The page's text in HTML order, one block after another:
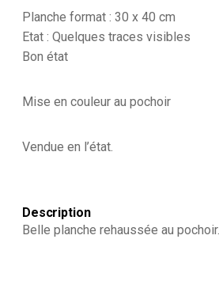
Planche format : 30 x 40 cm
Etat : Quelques traces visibles
Bon état
Mise en couleur au pochoir
Vendue en l’état.
Description
Belle planche rehaussée au pochoir.